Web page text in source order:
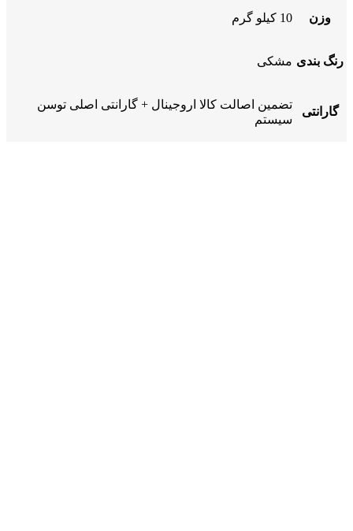
وزن 10 کیلو گرم
رنگ بندی مشکی
گارانتی
تضمین اصالت کالا اروجینال + گارانتی اصلی توسن
سیستم